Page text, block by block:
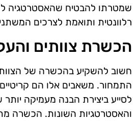
שמטרתו להבטיח שהאסטרטגיה
רלוונטית ותואמת לצרכים
הכשרת צוותים
חשוב להשקיע בהכשרה של
התמחור. משאבים אלו הם
לסייע ביצירת הבנה מעמיקה
והאסטרטגיות השונות. הכשרה